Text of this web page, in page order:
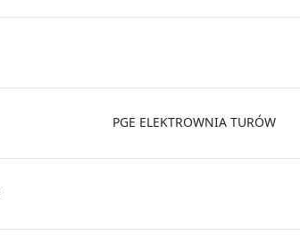
PGE ELEKTROWNIA TURÓW